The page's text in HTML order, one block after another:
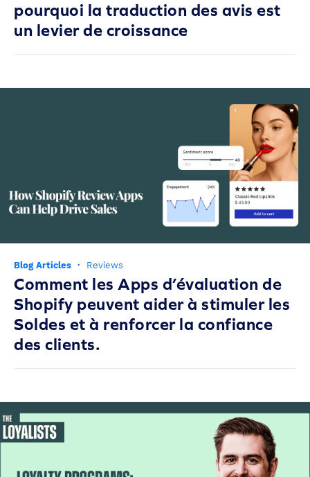
pourquoi la traduction des avis est
un levier de croissance
Blog Articles · Reviews
Comment les Apps d’évaluation de
Shopify peuvent aider à stimuler les
Soldes et à renforcer la confiance
des clients.